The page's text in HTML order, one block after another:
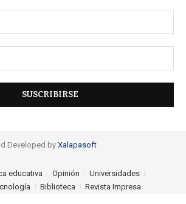
Developed by Xalapasoft
educativa Opinión
Universidades
Biblioteca Revista Impresa